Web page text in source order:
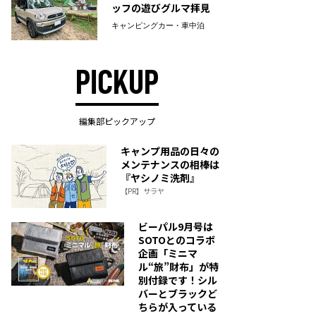
ッフの遊びグルマ拝見
キャンピングカー・車中泊
PICKUP
編集部ピックアップ
キャンプ用品の日々の
メンテナンスの相棒は
『ヤシノミ洗剤』
【PR】サラヤ
ビーパル9月号は
SOTOとのコラボ
企画「ミニマ
ル“旅”財布」が特
別付録です！シル
バーとブラックど
ちらが入っている